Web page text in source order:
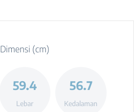
Dimensi (cm)
59.4
Lebar
56.7
Kedalaman